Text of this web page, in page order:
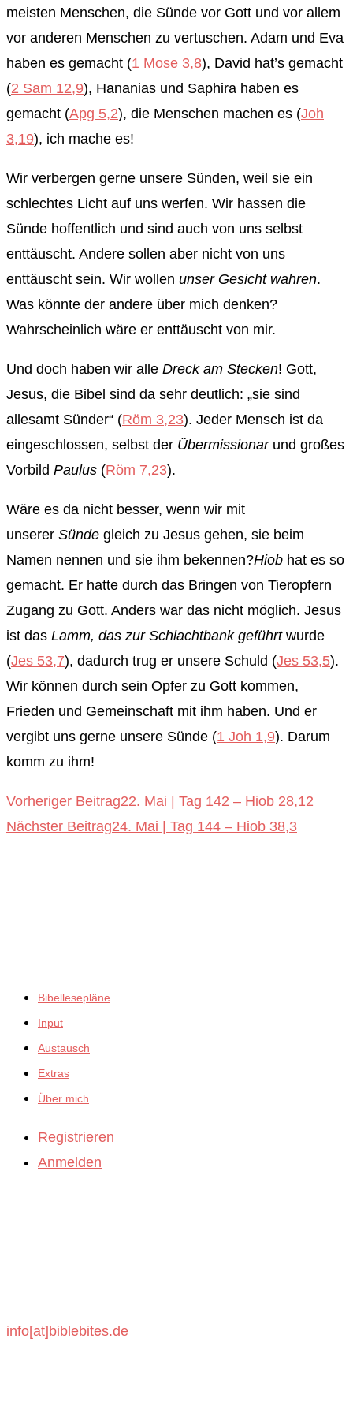
meisten Menschen, die Sünde vor Gott und vor allem
vor anderen Menschen zu vertuschen. Adam und Eva
haben es gemacht (1 Mose 3,8), David hat’s gemacht
(2 Sam 12,9), Hananias und Saphira haben es
gemacht (Apg 5,2), die Menschen machen es (Joh
3,19), ich mache es!
Wir verbergen gerne unsere Sünden, weil sie ein
schlechtes Licht auf uns werfen. Wir hassen die
Sünde hoffentlich und sind auch von uns selbst
enttäuscht. Andere sollen aber nicht von uns
enttäuscht sein. Wir wollen unser Gesicht wahren.
Was könnte der andere über mich denken?
Wahrscheinlich wäre er enttäuscht von mir.
Und doch haben wir alle Dreck am Stecken! Gott,
Jesus, die Bibel sind da sehr deutlich: „sie sind
allesamt Sünder“ (Röm 3,23). Jeder Mensch ist da
eingeschlossen, selbst der Übermissionarund großes
Vorbild Paulus (Röm 7,23).
Wäre es da nicht besser, wenn wir mit
unserer Sünde gleich zu Jesus gehen, sie beim
Namen nennen und sie ihm bekennen?Hiob hat es so
gemacht. Er hatte durch das Bringen von Tieropfern
Zugang zu Gott. Anders war das nicht möglich. Jesus
ist das Lamm, das zur Schlachtbank geführtwurde
(Jes 53,7), dadurch trug er unsere Schuld (Jes 53,5).
Wir können durch sein Opfer zu Gott kommen,
Frieden und Gemeinschaft mit ihm haben. Und er
vergibt uns gerne unsere Sünde (1 Joh 1,9). Darum
komm zu ihm!
Weitere
Artikel
Vorheriger Beitrag22. Mai | Tag 142 – Hiob 28,12
Nächster Beitrag24. Mai | Tag 144 – Hiob 38,3
Bibellesepläne
Input
Austausch
Extras
Über mich
Registrieren
Anmelden
info[at]biblebites.de